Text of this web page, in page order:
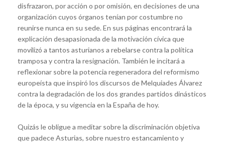
disfrazaron, por acción o por omisión, en decisiones de una
organización cuyos órganos tenían por costumbre no
reunirse nunca en su sede. En sus páginas encontrará la
explicación desapasionada de la motivación cívica que
movilizó a tantos asturianos a rebelarse contra la política
tramposa y contra la resignación. También le incitará a
reflexionar sobre la potencia regeneradora del reformismo
europeísta que inspiró los discursos de Melquiades Álvarez
contra la degradación de los dos grandes partidos dinásticos
de la época, y su vigencia en la España de hoy.
Quizás le obligue a meditar sobre la discriminación objetiva
que padece Asturias, sobre nuestro estancamiento y